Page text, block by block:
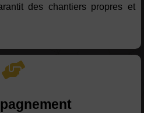
des chantiers propres et